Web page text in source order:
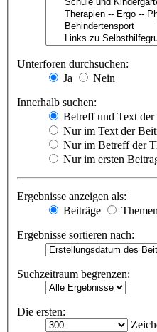
Unterforen durchsuchen:
Ja
Nein
Innerhalb suchen:
Betreff und Text der
Nur im Text der
Nur im Betreff der
Nur im ersten
Ergebnisse anzeigen als:
Beiträge
Themen
Ergebnisse sortieren nach:
Suchzeitraum begrenzen:
Die ersten: